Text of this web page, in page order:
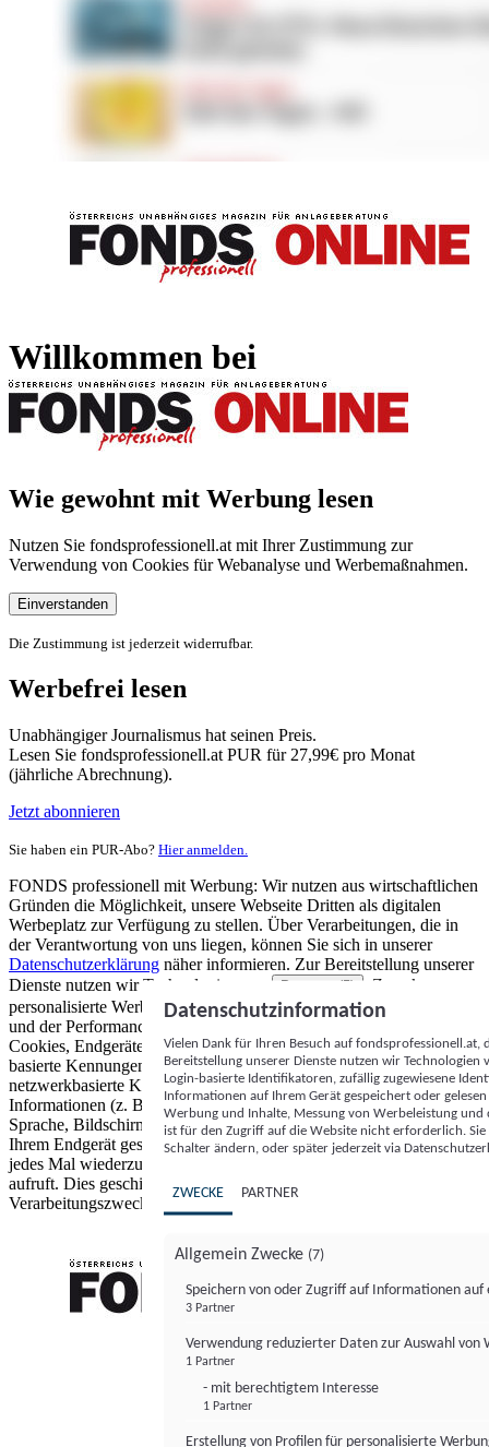
Willkommen bei
Wie gewohnt mit Werbung lesen
Nutzen Sie fondsprofessionell.at mit Ihrer Zustimmung zur
Verwendung von Cookies für Webanalyse und Werbemaßnahmen.
Einverstanden
Die Zustimmung ist jederzeit widerrufbar.
Werbefrei lesen
Unabhängiger Journalismus hat seinen Preis.
Lesen Sie fondsprofessionell.at PUR für 27,99€ pro Monat
(jährliche Abrechnung).
Jetzt abonnieren
Sie haben ein PUR-Abo? Hier anmelden.
FONDS professionell mit Werbung: Wir nutzen aus wirtschaftlichen
Gründen die Möglichkeit, unsere Webseite Dritten als digitalen
Werbeplatz zur Verfügung zu stellen. Über Verarbeitungen, die in
der Verantwortung von uns liegen, können Sie sich in unserer
Datenschutzerklärung näher informieren. Zur Bereitstellung unserer
Dienste nutzen wir Technologien von
Partnern (5)
. Zwecke:
personalisierte Werbung und Inhalte, Messung von Werbeleistung
und der Performance von Inhalten sowie Zielgruppenforschung.
Cookies, Endgeräte- oder ähnliche Online-Kennungen (z. B. login-
basierte Kennungen, zufällig generierte Kennungen,
netzwerkbasierte Kennungen) können zusammen mit anderen
Informationen (z. B. Browsertyp und Browserinformationen,
Sprache, Bildschirmgröße, unterstützte Technologien usw.) auf
Ihrem Endgerät gespeichert oder von dort ausgelesen werden, um es
jedes Mal wiederzuerkennen, wenn es eine App oder einer Webseite
aufruft. Dies geschieht für einen oder mehrere der hier aufgeführten
Verarbeitungszwecke.
Datenschutzinformation
Vielen Dank für Ihren Besuch auf
Bereitstellung unserer Dienste nutzen wir Technologien
Login-basierte Identifikatoren, zufällig zugewiesene
Informationen auf Ihrem Gerät gespeichert oder
Werbung und Inhalte, Messung von Werbeleistung
ist für den Zugriff auf die Website nicht erforderlich.
Schalter ändern, oder später jederzeit via
ZWECKE PARTNER
Allgemein Zwecke (7)
Speichern von oder Zugriff auf Informationen auf
3 Partner
Verwendung reduzierter Daten zur Auswahl von
1 Partner
- mit berechtigtem Interesse
1 Partner
Erstellung von Profilen für personalisierte
FONDS professionell